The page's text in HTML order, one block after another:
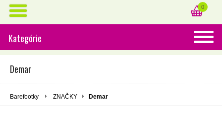
0
Kategórie
Demar
Barefootky ZNAČKY Demar